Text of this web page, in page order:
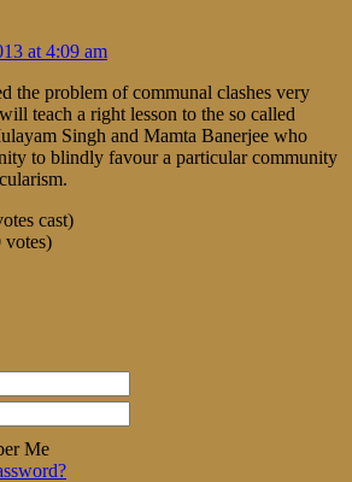
at 4:09 am
the problem of communal clashes very
teach a right lesson to the so called
Singh and Mamta Banerjee who
to blindly favour a particular community
cast)
votes)
Me